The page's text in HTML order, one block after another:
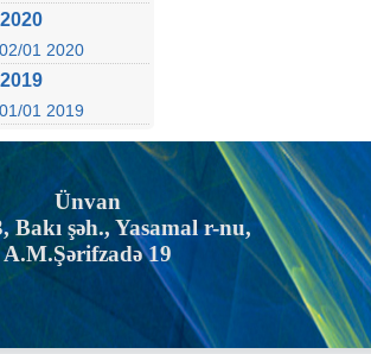
01 2020
01 2019
Ünvan
Bakı şəh., Yasamal r-nu,
A.M.Şərifzadə 19